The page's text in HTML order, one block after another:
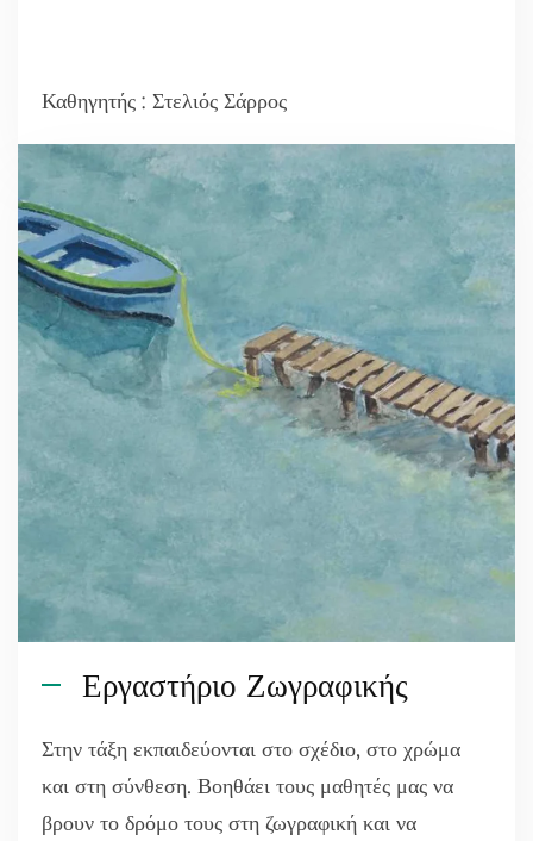
Καθηγητής : Στελιός Σάρρος
Εργαστήριο Ζωγραφικής
Στην τάξη εκπαιδεύονται στο σχέδιο, στο χρώμα
και στη σύνθεση. Βοηθάει τους μαθητές μας να
βρουν το δρόμο τους στη ζωγραφική και να